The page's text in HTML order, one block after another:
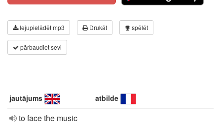
lejupielādēt mp3 Drukāt spēlēt
pārbaudiet sevi
jautājums atbilde
to face the music